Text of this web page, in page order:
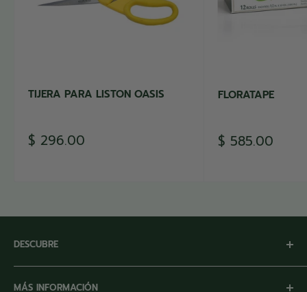
TIJERA PARA LISTON OASIS
Precio
de
$ 296.00
FLORATAPE
Precio
de
$ 585.00
DESCUBRE
Inicio
MÁS INFORMACIÓN